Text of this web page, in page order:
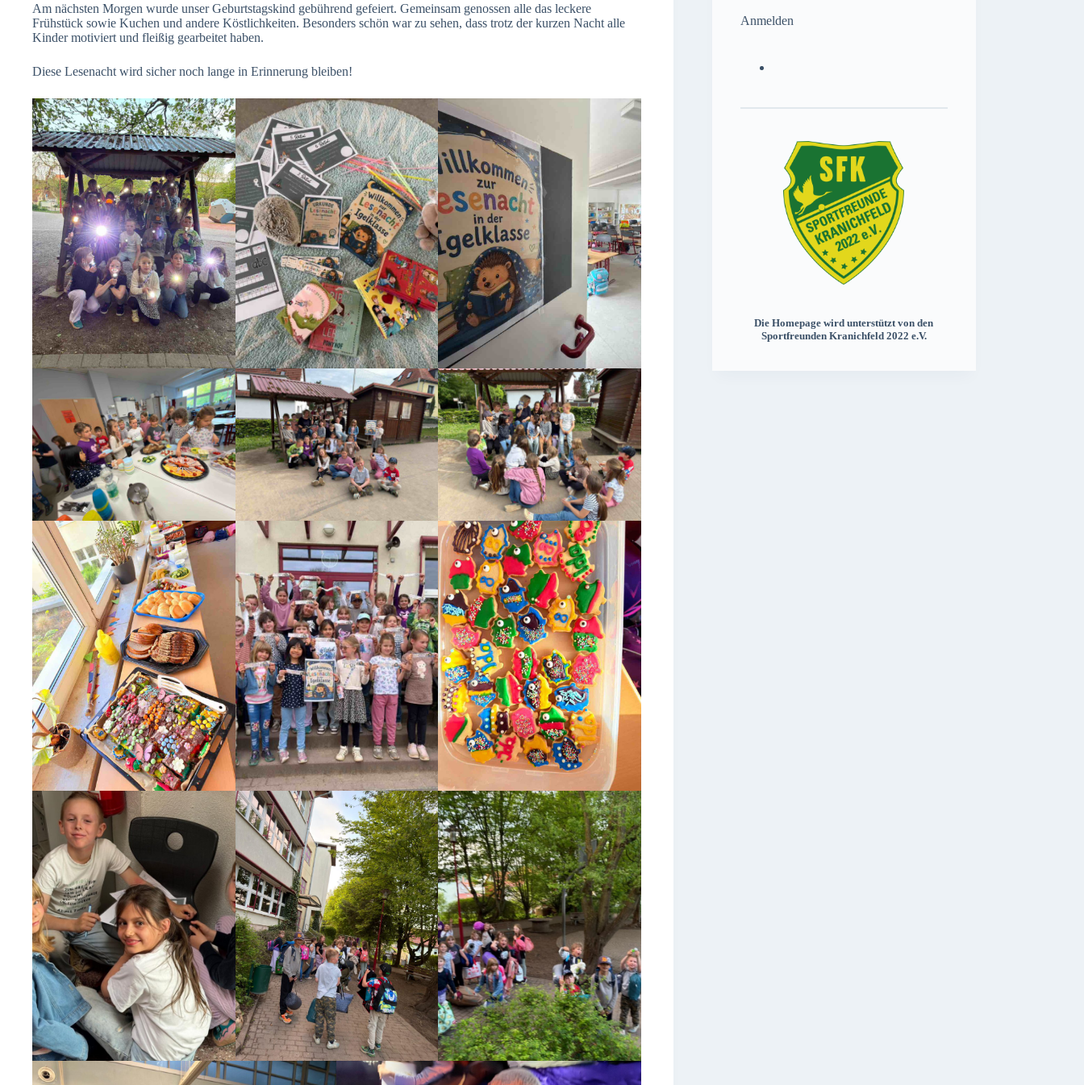
Am nächsten Morgen wurde unser Geburtstagskind gebührend gefeiert. Gemeinsam genossen alle das leckere
Frühstück sowie Kuchen und andere Köstlichkeiten. Besonders schön war zu sehen, dass trotz der kurzen Nacht alle
Kinder motiviert und fleißig gearbeitet haben.
Diese Lesenacht wird sicher noch lange in Erinnerung bleiben!
Anmelden
Die Homepage wird unterstützt von den
Sportfreunden Kranichfeld 2022 e.V.